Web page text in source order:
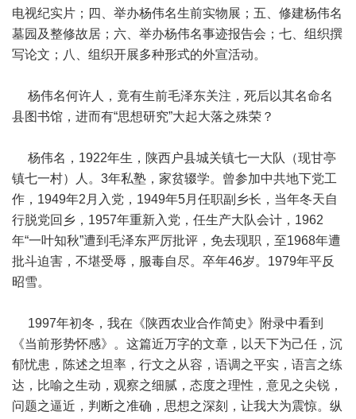
电视纪实片；四、举办杨伟名生前实物展；五、修建杨伟名
墓园及整修故居；六、举办杨伟名事迹报告会；七、组织撰
写论文；八、组织开展多种形式的外宣活动。
杨伟名何许人，竟有生前毛泽东关注，死后以其名命名
县图书馆，进而有“思想研究”大起大落之殊荣？
杨伟名，1922年生，陕西户县城关镇七一大队（现甘亭
镇七一村）人。3年私塾，家贫辍学。曾参加中共地下党工
作，1949年2月入党，1949年5月任职副乡长，当年冬天自
行脱党回乡，1957年重新入党，任生产大队会计，1962
年“一叶知秋”遭到毛泽东严厉批评，免去现职，至1968年遭
批斗迫害，不堪受辱，服毒自尽。卒年46岁。1979年平反
昭雪。
1997年初冬，我在《陕西农业合作简史》附录中看到
《当前形势怀感》。这篇近万字的文章，以天下为己任，沉
郁忧患，陈述之坦率，行文之从容，语调之平实，语言之练
达，比喻之生动，观察之细腻，态度之理性，意见之尖锐，
问题之逼近，判断之准确，思想之深刻，让我大为震惊。纵